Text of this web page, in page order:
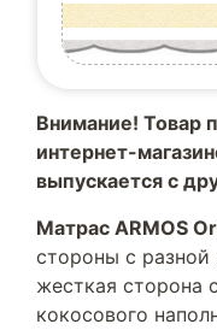
Внимание! Товар
интернет-
выпускается с
Матрас ARMOS
стороны с
жесткая сторона
кокосового